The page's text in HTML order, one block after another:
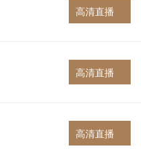
高清直播
高清直播
高清直播